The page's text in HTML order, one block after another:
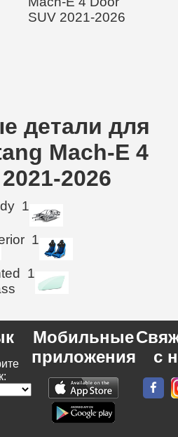
детали для
Mach-E 4
2026
1
1
1
Мобильные
приложения
с